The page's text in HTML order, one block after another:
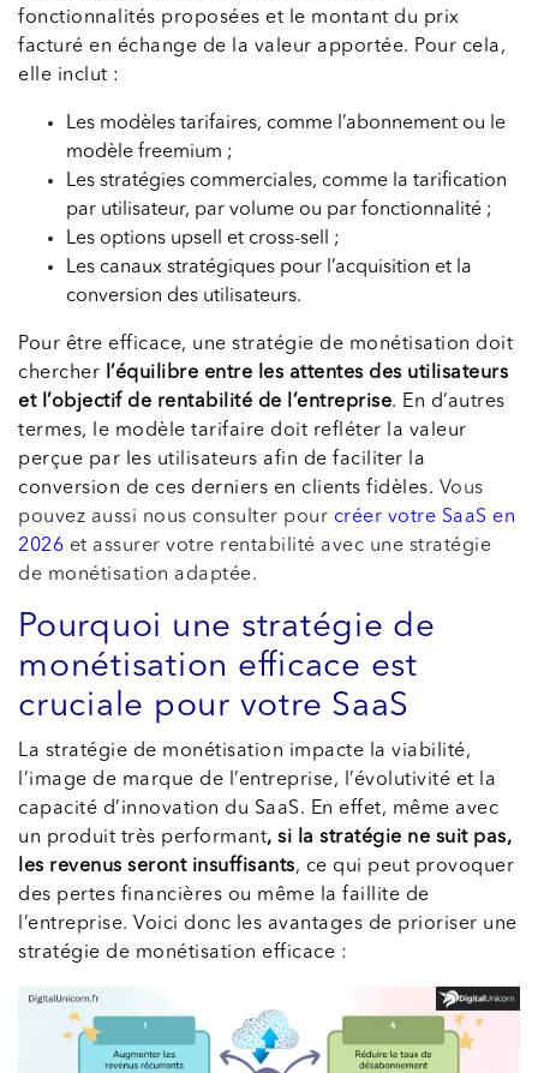
fonctionnalités proposées et le montant du prix
facturé en échange de la valeur apportée. Pour cela,
elle inclut :
Les modèles tarifaires, comme l’abonnement ou le
modèle freemium ;
Les stratégies commerciales, comme la tarification
par utilisateur, par volume ou par fonctionnalité ;
Les options upsell et cross-sell ;
Les canaux stratégiques pour l’acquisition et la
conversion des utilisateurs.
Pour être efficace, une stratégie de monétisation doit
chercher l’équilibre entre les attentes des utilisateurs
et l’objectif de rentabilité de l’entreprise. En d’autres
termes, le modèle tarifaire doit refléter la valeur
perçue par les utilisateurs afin de faciliter la
conversion de ces derniers en clients fidèles. Vous
pouvez aussi nous consulter pour créer votre SaaS en
2026 et assurer votre rentabilité avec une stratégie
de monétisation adaptée.
Pourquoi une stratégie de
monétisation efficace est
cruciale pour votre SaaS
La stratégie de monétisation impacte la viabilité,
l’image de marque de l’entreprise, l’évolutivité et la
capacité d’innovation du SaaS. En effet, même avec
un produit très performant, si la stratégie ne suit pas,
les revenus seront insuffisants, ce qui peut provoquer
des pertes financières ou même la faillite de
l’entreprise. Voici donc les avantages de prioriser une
stratégie de monétisation efficace :